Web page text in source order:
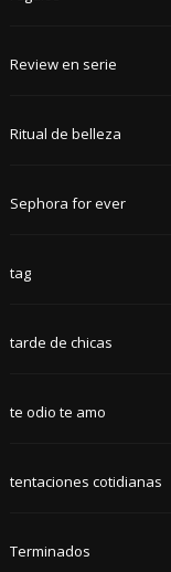
Review en serie
Ritual de belleza
Sephora for ever
tag
tarde de chicas
te odio te amo
tentaciones cotidianas
Terminados